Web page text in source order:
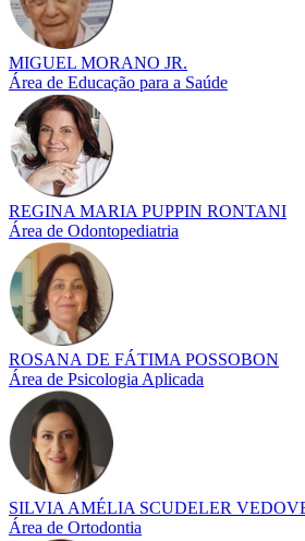
MIGUEL MORANO JR.
Área de Educação para a Saúde
REGINA MARIA PUPPIN RONTANI
Área de Odontopediatria
ROSANA DE FÁTIMA POSSOBON
Área de Psicologia Aplicada
SILVIA AMÉLIA SCUDELER
Área de Ortodontia